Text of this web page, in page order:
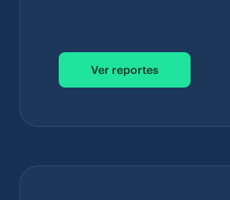
Ver reportes